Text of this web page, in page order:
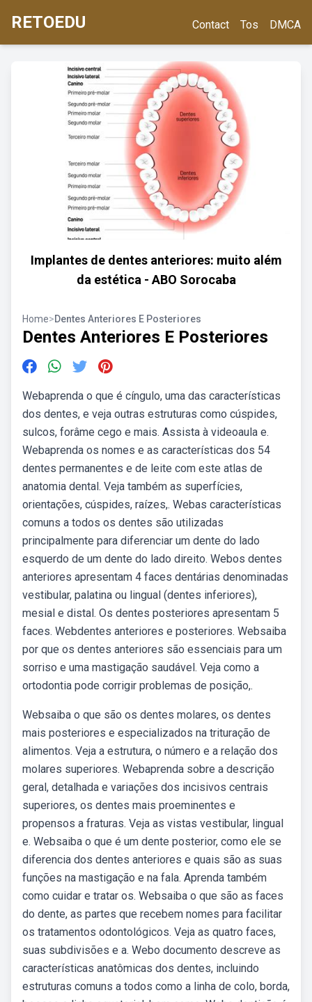
RETOEDU Contact Tos DMCA
Implantes de dentes anteriores: muito além
da estética - ABO Sorocaba
Home>Dentes Anteriores E Posteriores
Dentes Anteriores E Posteriores
Webaprenda o que é cíngulo, uma das características
dos dentes, e veja outras estruturas como cúspides,
sulcos, forâme cego e mais. Assista à videoaula e.
Webaprenda os nomes e as características dos 54
dentes permanentes e de leite com este atlas de
anatomia dental. Veja também as superfícies,
orientações, cúspides, raízes,. Webas características
comuns a todos os dentes são utilizadas
principalmente para diferenciar um dente do lado
esquerdo de um dente do lado direito. Webos dentes
anteriores apresentam 4 faces dentárias denominadas
vestibular, palatina ou lingual (dentes inferiores),
mesial e distal. Os dentes posteriores apresentam 5
faces. Webdentes anteriores e posteriores. Websaiba
por que os dentes anteriores são essenciais para um
sorriso e uma mastigação saudável. Veja como a
ortodontia pode corrigir problemas de posição,.
Websaiba o que são os dentes molares, os dentes
mais posteriores e especializados na trituração de
alimentos. Veja a estrutura, o número e a relação dos
molares superiores. Webaprenda sobre a descrição
geral, detalhada e variações dos incisivos centrais
superiores, os dentes mais proeminentes e
propensos a fraturas. Veja as vistas vestibular, lingual
e. Websaiba o que é um dente posterior, como ele se
diferencia dos dentes anteriores e quais são as suas
funções na mastigação e na fala. Aprenda também
como cuidar e tratar os. Websaiba o que são as faces
do dente, as partes que recebem nomes para facilitar
os tratamentos odontológicos. Veja as quatro faces,
suas subdivisões e a. Webo documento descreve as
características anatômicas dos dentes, incluindo
estruturas comuns a todos como a linha de colo, borda,